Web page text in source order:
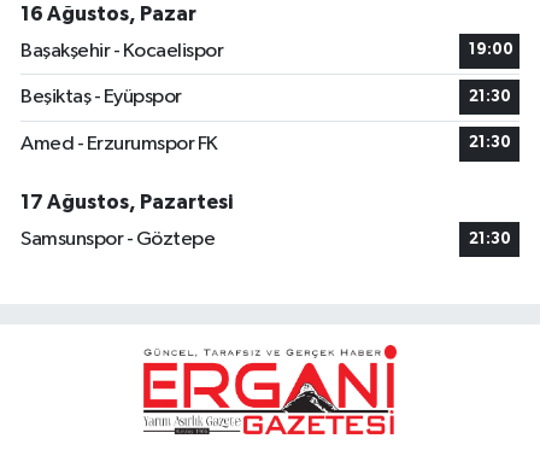
16 Ağustos, Pazar
Başakşehir - Kocaelispor
19:00
Beşiktaş - Eyüpspor 21:30
Amed - Erzurumspor FK 21:30
17 Ağustos, Pazartesi
Samsunspor - Göztepe
21:30